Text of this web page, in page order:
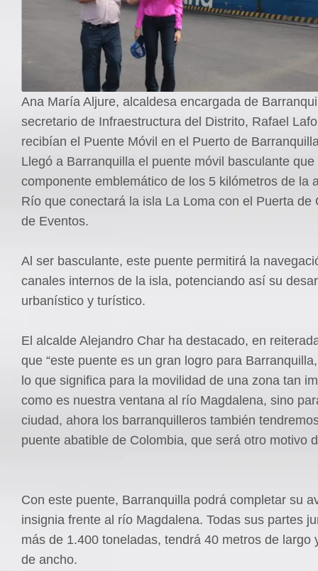
Registro ISSN: 2711-3299
Ana María Aljure, alcaldesa encargada de
secretario de Infraestructura del Distrito, Rafael
recibían el Puente Móvil en el Puerto de
Llegó a Barranquilla el puente móvil basculante que
componente emblemático de los 5 kilómetros de la
Río que conectará la isla La Loma con el Puerta de
de Eventos.
Al ser basculante, este puente permitirá la
canales internos de la isla, potenciando así su
urbanístico y turístico.
El alcalde Alejandro Char ha destacado, en
que “este puente es un gran logro para
lo que significa para la movilidad de una zona tan
como es nuestra ventana al río Magdalena, sino
ciudad, ahora los barranquilleros también
puente abatible de Colombia, que será otro motivo
Con este puente, Barranquilla podrá completar su
insignia frente al río Magdalena. Todas sus partes
más de 1.400 toneladas, tendrá 40 metros de largo
de ancho.